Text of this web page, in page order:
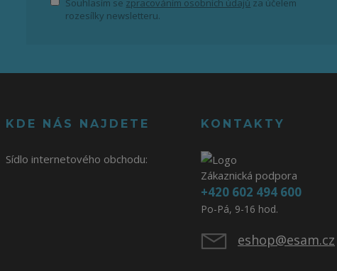
Souhlasím se zpracováním osobních údajů za účelem
rozesílky newsletteru.
KDE NÁS NAJDETE
Sídlo internetového obchodu:
KONTAKTY
Zákaznická podpora
+420 602 494 600
Po-Pá, 9-16 hod.
eshop@esam.cz